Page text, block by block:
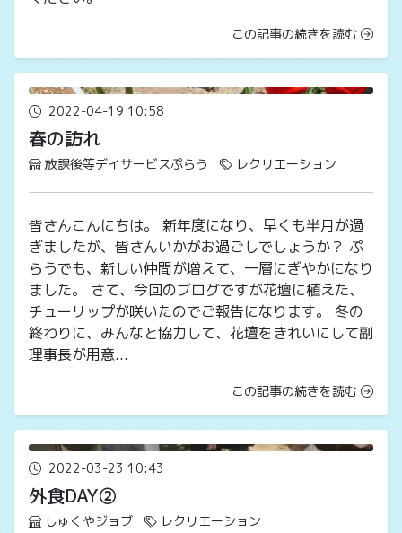
この記事の続きを読む
2022-04-19 10:58
春の訪れ
放課後等デイサービスぷらう レクリエーション
皆さんこんにちは。 新年度になり、早くも半月が過
ぎましたが、皆さんいかがお過ごしでしょうか？ ぷ
らうでも、新しい仲間が増えて、一層にぎやかになり
ました。 さて、今回のブログですが花壇に植えた、
チューリップが咲いたのでご報告になります。 冬の
終わりに、みんなと協力して、花壇をきれいにして副
理事長が用意...
この記事の続きを読む
2022-03-23 10:43
外食DAY②
しゅくやジョブ レクリエーション